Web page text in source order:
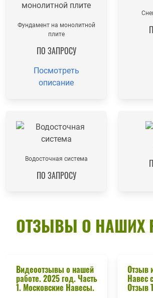
Фундамент на монолитной
плите
ПО ЗАПРОСУ
Посмотреть
описание
Водосточная система
ПО ЗАПРОСУ
ОТЗЫВЫ О НАШИХ
Видеоотзывы о нашей
работе. 2025 год. Часть
1. Московские Навесы.
Отзыв
Навес
Отзыв